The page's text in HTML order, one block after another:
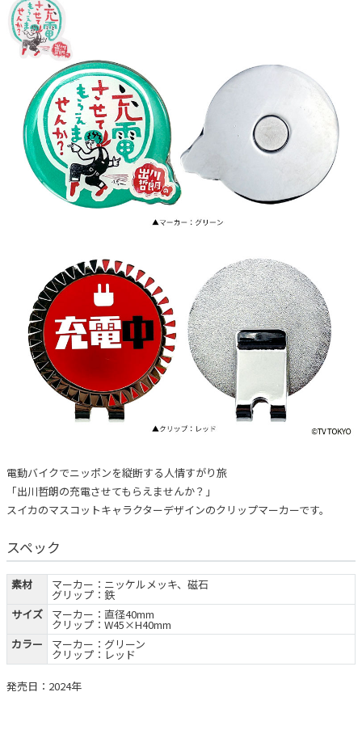
電動バイクでニッポンを縦断する人情すがり旅
「出川哲朗の充電させてもらえませんか？」
スイカのマスコットキャラクターデザインのクリップマーカーです。
スペック
素材 マーカー：ニッケルメッキ、磁石
グリップ：鉄
サイズ
マーカー：直径40mm
クリップ：W45×H40mm
カラー
マーカー：グリーン
クリップ：レッド
発売日：2024年